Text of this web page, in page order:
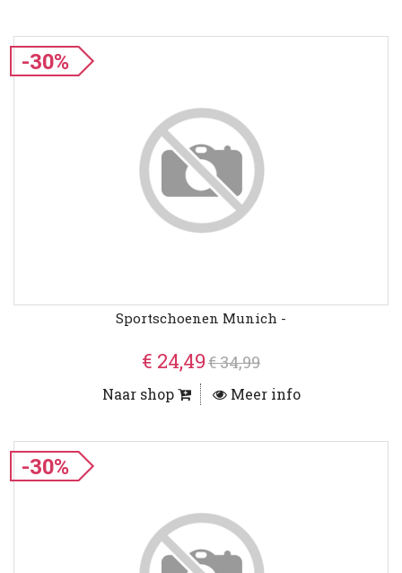
-30%
Sportschoenen Munich -
€ 24,49€ 34,99
Naar shop Meer info
-30%